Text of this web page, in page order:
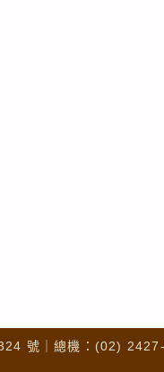
號｜總機：(02)